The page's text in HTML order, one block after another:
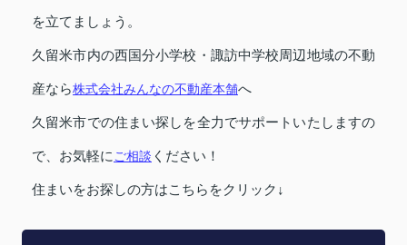
を立てましょう。
久留米市内の西国分小学校・諏訪中学校周辺地域の不動
産なら株式会社みんなの不動産本舗へ
久留米市での住まい探しを全力でサポートいたしますの
で、お気軽に ご相談 ください！
住まいをお探しの方はこちらをクリック↓